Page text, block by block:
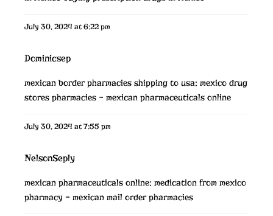
July 30, 2024 at 6:22 pm
Dominicsep
mexican border pharmacies shipping to usa: mexico drug
stores pharmacies – mexican pharmaceuticals online
July 30, 2024 at 7:55 pm
NelsonSeply
mexican pharmaceuticals online: medication from mexico
pharmacy – mexican mail order pharmacies